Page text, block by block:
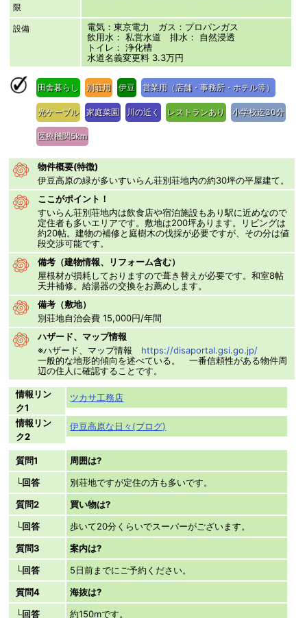
限
設備
電気：東京電力 ガス：プロパンガス
飲用水： 私営水道 排水： 自然浸透
トイレ： 浄化槽
水道名義変更料 3.3万円
田舎暮らし 別荘用 伊豆 営業用（店舗・事務所・ホテル等）
光ケーブル 家庭菜園 川の近く レストランあり 小学校迄30分
医療機関5km
物件概要(特徴)
伊豆高原の緑が多いすいらん荘別荘地内の約30坪の平屋建て。
ここがポイント！
すいらん荘別荘地内は飲食店や宿泊施設もあり駅に近めなので
定住者も多いエリアです。敷地は200坪あります。リビングは
約20帖。建物の補修と庭樹木の伐採が必要ですが、その分は値
段交渉可能です。
備考（建物情報、リフォーム含む）
屋根材が損耗しておりますので葺き替えが必要です。和室8帖
天井補修。給湯器の交換をお薦めします。
備考（敷地）
別荘地自治会費 15,000円/年間
ハザード、マップ情報
※ハザード、マップ情報 https://disaportal.gsi.go.jp/
一般的な地形的傾向を述べている。 一番信頼性がある物件周
辺の住人に確認することです。
情報リン
ク1
ツカサ工務店
情報リン
ク2
伊豆高原な日々(ブログ)
質問1
周囲は?
└回答
別荘地ですが定住の方も多いです。
質問2
買い物は?
└回答
歩いて20分くらいでスーパーがございます。
質問3
案内は?
└回答
5日前までにご予約ください。
質問4
海抜は?
└回答
約150mです。